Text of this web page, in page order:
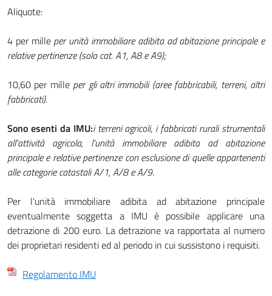
Aliquote:
4 per mille per unità immobiliare adibita ad abitazione principale e
relative pertinenze (solo cat. A1, A8 e A9);
10,60 per mille per gli altri immobili (aree fabbricabili, terreni, altri
fabbricati).
Sono esenti da IMU:i terreni agricoli, i fabbricati rurali strumentali
all'attività agricola, l'unità immobiliare adibita ad abitazione
principale e relative pertinenze con esclusione di quelle appartenenti
alle categorie catastali A/1, A/8 e A/9.
Per l'unità immobiliare adibita ad abitazione principale
eventualmente soggetta a IMU è possibile applicare una
detrazione di 200 euro. La detrazione va rapportata al numero
dei proprietari residenti ed al periodo in cui sussistono i requisiti.
Regolamento IMU